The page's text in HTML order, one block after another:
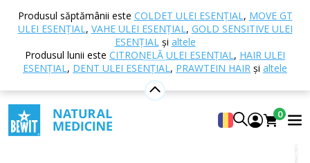
Produsul săptămânii este COLDET ULEI ESENȚIAL, MOVE GT
ULEI ESENȚIAL, VAHE ULEI ESENȚIAL, GOLD SENSITIVE ULEI
ESENȚIALși altele
Produsul lunii este CITRONELĂ ULEI ESENȚIAL, HAIR ULEI
ESENȚIAL, DENT ULEI ESENȚIAL, PRAWTEIN HAIR și altele
0
Acasă E-shop
N/A
Afișare 3 recenzii